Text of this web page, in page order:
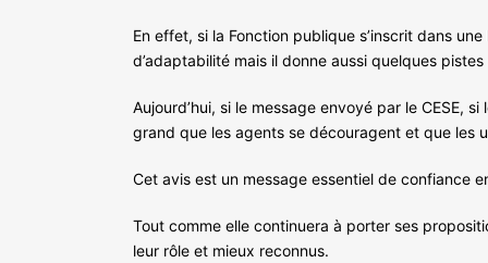
En effet, si la Fonction publique s’inscrit dans
d’adaptabilité mais il donne aussi quelques
Aujourd’hui, si le message envoyé par le CESE,
grand que les agents se découragent et que les
Cet avis est un message essentiel de confiance
Tout comme elle continuera à porter ses
leur rôle et mieux reconnus.